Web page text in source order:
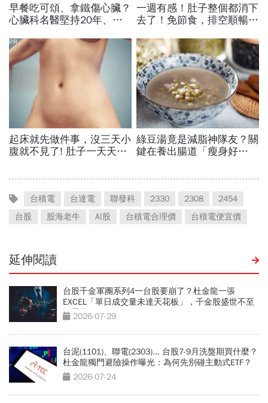
台積電 台達電 聯發科 2330 2308
2454
台股
股海老牛 AI股 台積電合理價 台積電便宜價
延伸閱讀
台股千金軍團系列4一台股要崩了？杜金龍一張
EXCEL「單日成交量未達天花板」，千金股盛世不至
於曇花一現
2026-07-29
台泥(1101)、聯電(2303)... 台股7-9月洗盤期買什麼？
杜金龍獨門避險操作曝光：為何先別碰主動式ETF？
2026-07-24